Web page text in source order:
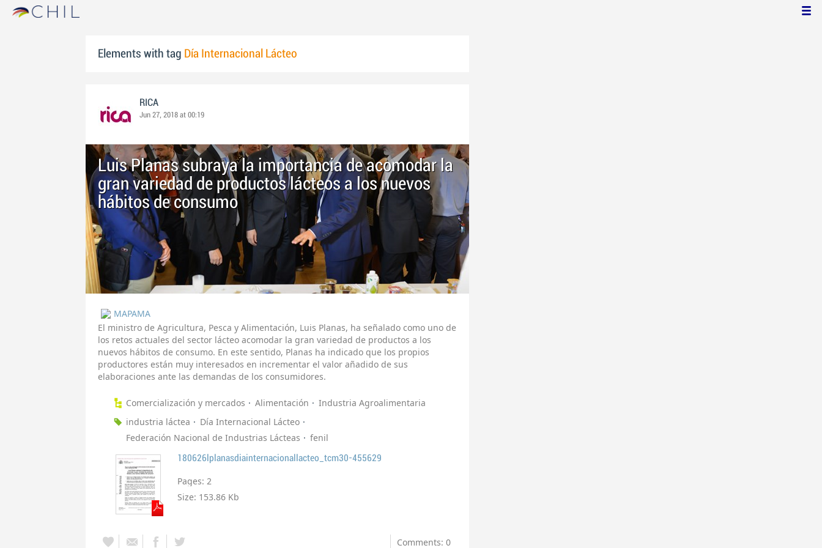
Elements with tag Día Internacional Lácteo
RICA
Jun 27, 2018 at 00:19
Luis Planas subraya la importancia de acomodar la
gran variedad de productos lácteos a los nuevos
hábitos de consumo
MAPAMA
El ministro de Agricultura, Pesca y Alimentación, Luis Planas, ha señalado como uno de
los retos actuales del sector lácteo acomodar la gran variedad de productos a los
nuevos hábitos de consumo. En este sentido, Planas ha indicado que los propios
productores están muy interesados en incrementar el valor añadido de sus
elaboraciones ante las demandas de los consumidores.
Comercialización y mercados Alimentación
Industria Agroalimentaria
industria láctea
Día Internacional Lácteo
Federación Nacional de Industrias Lácteas
fenil
180626lplanasdiainternacionallacteo_tcm30-455629
Pages: 2
Size: 153.86 Kb
Comments: 0